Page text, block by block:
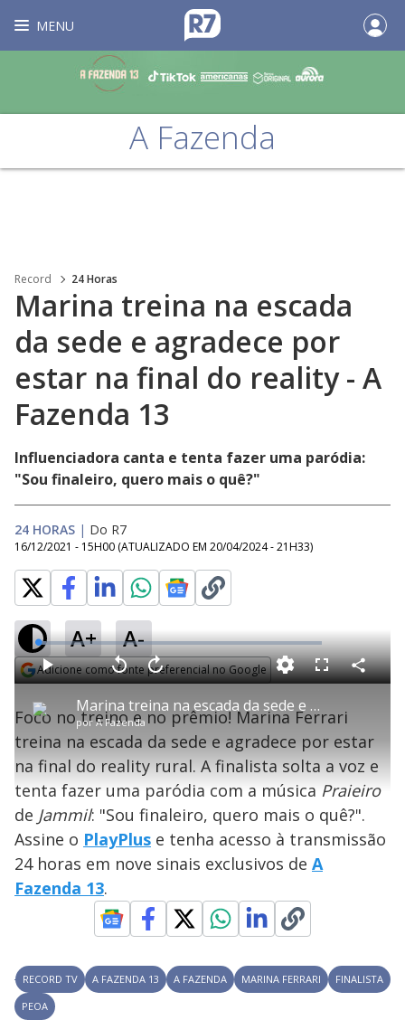
MENU
A Fazenda
Record 24 Horas
Marina treina na escada
da sede e agradece por
estar na final do reality - A
Fazenda 13
Influenciadora canta e tenta fazer uma paródia:
"Sou finaleiro, quero mais o quê?"
24 HORAS | Do R7
16/12/2021 - 15H00 (ATUALIZADO EM 20/04/2024 - 21H33)
A+ A-
Adicione como fonte preferencial no Google
P
l
a
y
V
i
Marina treina na escada da sede e agradece por estar na final do reality - A Fazenda 13
por A Fazenda
P V
t
a
r
0
e
g
n
d
s
A
n
ç
a
r
1
u
n
o
s
M
u
L
o
a
d
e
:
2
.
9
1
%
F
s
c
e
n
C
o
i
l
a
Foco no treino e no prêmio! Marina Ferrari
treina na escada da sede e agradece por estar
na final do reality rural. A finalista solta a voz e
tenta fazer uma paródia com a música Praieiro
de Jammil: "Sou finaleiro, quero mais o quê?".
Assine o PlayPlus e tenha acesso à transmissão
24 horas em nove sinais exclusivos de A
Fazenda 13.
RECORD TV A FAZENDA 13 A FAZENDA MARINA FERRARI
FINALISTA
PEOA